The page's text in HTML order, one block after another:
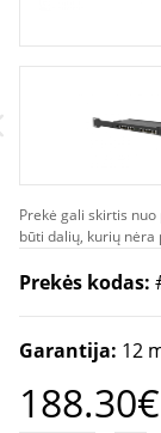
mobile
No
Prekė gali skirtis
būti dalių, kurių
Prekės kodas:
Garantija: 12
188.30€